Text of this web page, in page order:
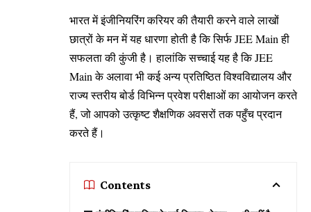
भारत में इंजीनियरिंग करियर की तैयारी करने वाले लाखों
छात्रों के मन में यह धारणा होती है कि सिर्फ JEE Main ही
सफलता की कुंजी है। हालांकि सच्चाई यह है कि JEE
Main के अलावा भी कई अन्य प्रतिष्ठित विश्वविद्यालय और
राज्य स्तरीय बोर्ड विभिन्न प्रवेश परीक्षाओं का आयोजन करते
हैं, जो आपको उत्कृष्ट शैक्षणिक अवसरों तक पहुँच प्रदान
करते हैं।
Contents